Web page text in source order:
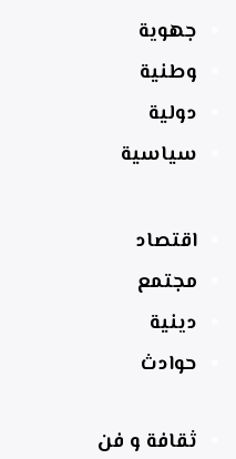
جهوية
وطنية
دولية
سياسية
اقتصاد
مجتمع
دينية
حوادث
ثقافة و فن